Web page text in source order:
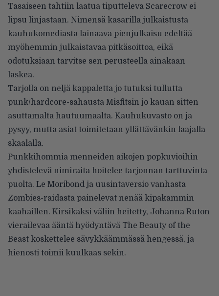
Tasaiseen tahtiin laatua tiputteleva Scarecrow ei
lipsu linjastaan. Nimensä kasarilla julkaistusta
kauhukomediasta lainaava pienjulkaisu edeltää
myöhemmin julkaistavaa pitkäsoittoa, eikä
odotuksiaan tarvitse sen perusteella ainakaan
laskea.
Tarjolla on neljä kappaletta jo tutuksi tullutta
punk/hardcore-sahausta Misfitsin jo kauan sitten
asuttamalta hautuumaalta. Kauhukuvasto on ja
pysyy, mutta asiat toimitetaan yllättävänkin laajalla
skaalalla.
Punkkihommia menneiden aikojen popkuvioihin
yhdistelevä nimiraita hoitelee tarjonnan tarttuvinta
puolta. Le Moribond ja uusintaversio vanhasta
Zombies-raidasta painelevat nenää kipakammin
kaahaillen. Kirsikaksi väliin heitetty, Johanna Ruton
vierailevaa ääntä hyödyntävä The Beauty of the
Beast koskettelee sävykkäämmässä hengessä, ja
hienosti toimii kuulkaas sekin.